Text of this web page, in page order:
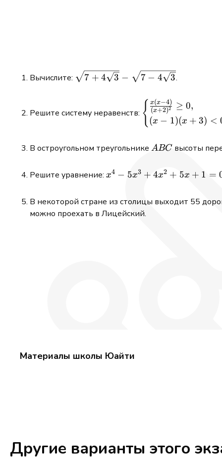
Вычислите: \sqrt{7+4\sqrt3}-
7 + 4 3 − 7 − 4 3.
Решите систему неравенств:
\begin{cases}
\frac{x(x-4)}
{(x+2)^2}\ge
(x+3)<0. &
{ (x+2)2
x(x−4) ≥ 0,
(x − 1)(x + 3) <
В остроугольном треугольнике ABC
ABC высоты
Решите уравнение: x^4-
+4x^2
+5x +
1=0
x4 − 5x3 + 4x2 + 5x + 1 =
В некоторой стране из столицы выходит 55
можно проехать в Лицейский.
Материалы школы Юайти
Другие варианты этого